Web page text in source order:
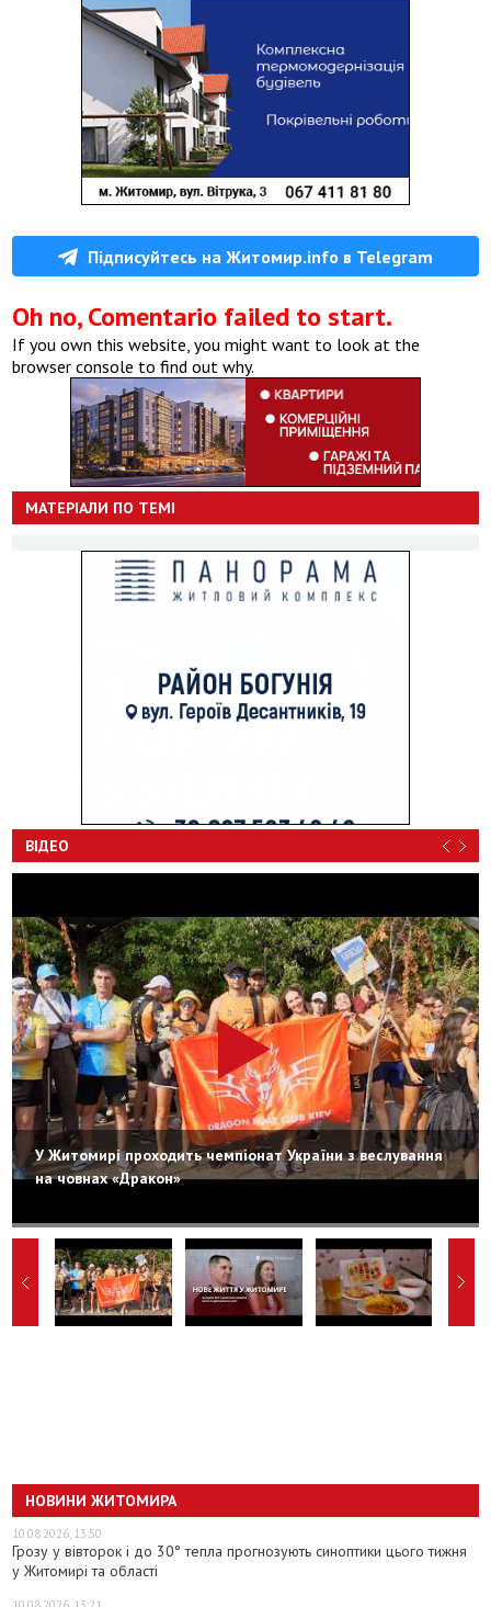
Підписуйтесь на Житомир.info в Telegram
Oh no, Comentario failed to start.
If you own this website, you might want to look at the
browser console to find out why.
МАТЕРІАЛИ ПО ТЕМІ
ВІДЕО
У Житомирі проходить чемпіонат України з веслування
на човнах «Дракон»
НОВИНИ ЖИТОМИРА
10.08.2026, 13:50
Грозу у вівторок і до 30° тепла прогнозують синоптики цього тижня
у Житомирі та області